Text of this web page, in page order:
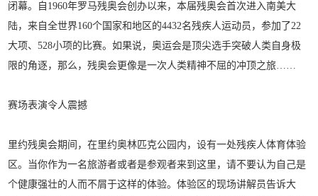
闭幕。自1960年罗马残奥会创办以来，本届残奥会首次进入南美大
陆，来自全世界160个国家和地区的4432名残疾人运动员，参加了22
大项、528小项的比赛。如果说，奥运会是顶尖选手突破人类自身极
限的角逐，那么，残奥会更像是一次人类精神不屈的冲顶之旅……
赛场表演令人震撼
里约残奥会期间，在里约奥林匹克公园内，设有一处残疾人体育体验
区。当你作为一名旅游者或者是参观者来到这里，请不要认为自己是
个健康强壮的人而不屑于这样的体验。体验区的现场讲解员告诉大